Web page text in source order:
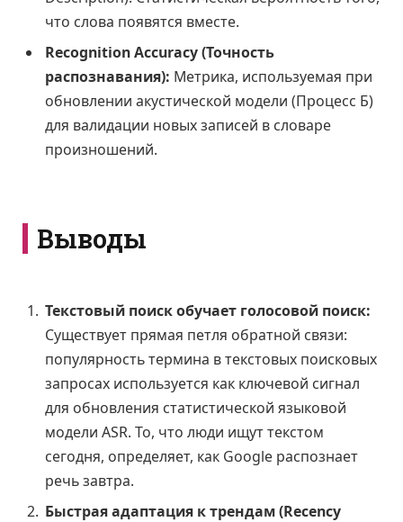
что слова появятся вместе.
Recognition Accuracy (Точность
распознавания): Метрика, используемая при
обновлении акустической модели (Процесс Б)
для валидации новых записей в словаре
произношений.
Выводы
Текстовый поиск обучает голосовой поиск:
Существует прямая петля обратной связи:
популярность термина в текстовых поисковых
запросах используется как ключевой сигнал
для обновления статистической языковой
модели ASR. То, что люди ищут текстом
сегодня, определяет, как Google распознает
речь завтра.
Быстрая адаптация к трендам (Recency